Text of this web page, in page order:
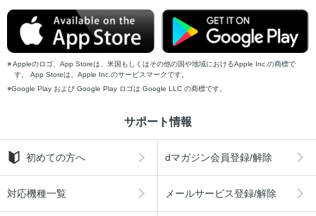
Appleのロゴ、App Storeは、米国もしくはその他の国や地域におけるApple Inc.の商標で
す。 App Storeは、Apple Inc.のサービスマークです。
Google Play および Google Play ロゴは Google LLC の商標です。
サポート情報
初めての方へ dマガジン会員登録/解除
対応機種一覧 メールサービス登録/解除